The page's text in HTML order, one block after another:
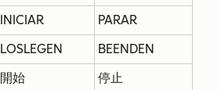
INICIAR
PARAR
LOSLEGEN
BEENDEN
開始 停止